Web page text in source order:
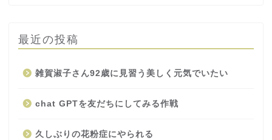
最近の投稿
雑賀淑子さん92歳に見習う美しく元気でいたい
chat GPTを友だちにしてみる作戦
久しぶりの花粉症にやられる